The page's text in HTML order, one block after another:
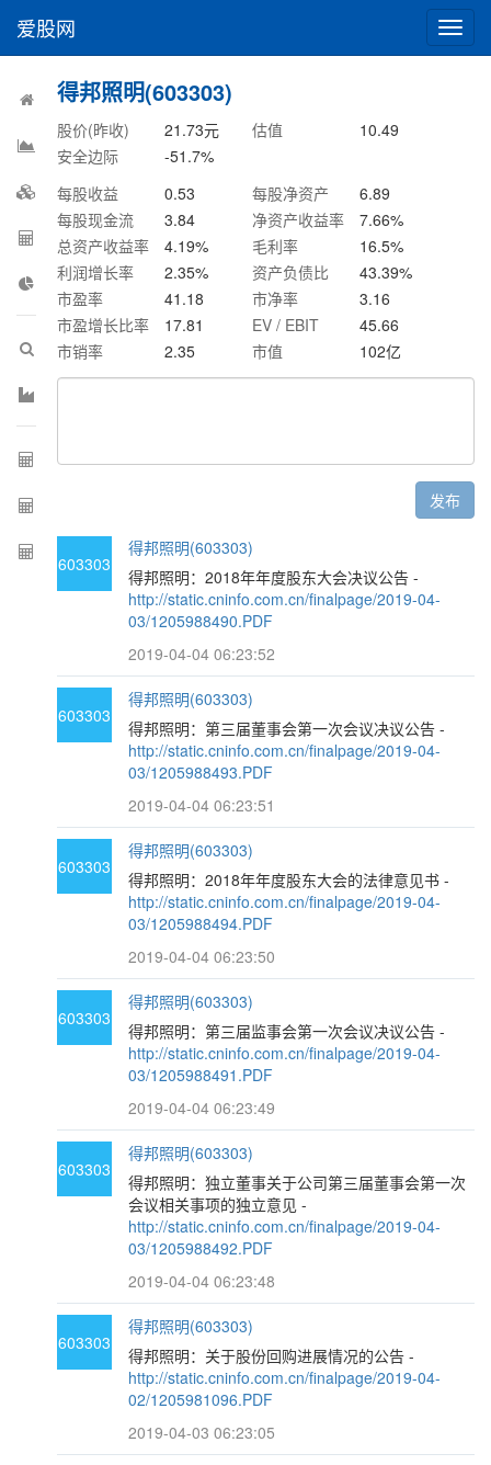
切
换
爱股网
得邦照明(603303)
股价(昨收) 21.73元 估值
10.49
安全边际
-51.7%
每股收益
0.53 每股净资产
6.89
每股现金流
3.84 净资产收益率 7.66%
总资产收益率
4.19% 毛利率 16.5%
利润增长率
2.35% 资产负债比 43.39%
市盈率
41.18 市净率
3.16
市盈增长比率
17.81 EV / EBIT
45.66
市销率
2.35 市值 102亿
发布
603303
得邦照明(603303)
得邦照明：2018年年度股东大会决议公告 -
http://static.cninfo.com.cn/finalpage/2019-04-
03/1205988490.PDF
2019-04-04 06:23:52
603303
得邦照明(603303)
得邦照明：第三届董事会第一次会议决议公告 -
http://static.cninfo.com.cn/finalpage/2019-04-
03/1205988493.PDF
2019-04-04 06:23:51
603303
得邦照明(603303)
得邦照明：2018年年度股东大会的法律意见书 -
http://static.cninfo.com.cn/finalpage/2019-04-
03/1205988494.PDF
2019-04-04 06:23:50
603303
得邦照明(603303)
得邦照明：第三届监事会第一次会议决议公告 -
http://static.cninfo.com.cn/finalpage/2019-04-
03/1205988491.PDF
2019-04-04 06:23:49
603303
得邦照明(603303)
得邦照明：独立董事关于公司第三届董事会第一次
会议相关事项的独立意见 -
http://static.cninfo.com.cn/finalpage/2019-04-
03/1205988492.PDF
2019-04-04 06:23:48
603303
得邦照明(603303)
得邦照明：关于股份回购进展情况的公告 -
http://static.cninfo.com.cn/finalpage/2019-04-
02/1205981096.PDF
2019-04-03 06:23:05